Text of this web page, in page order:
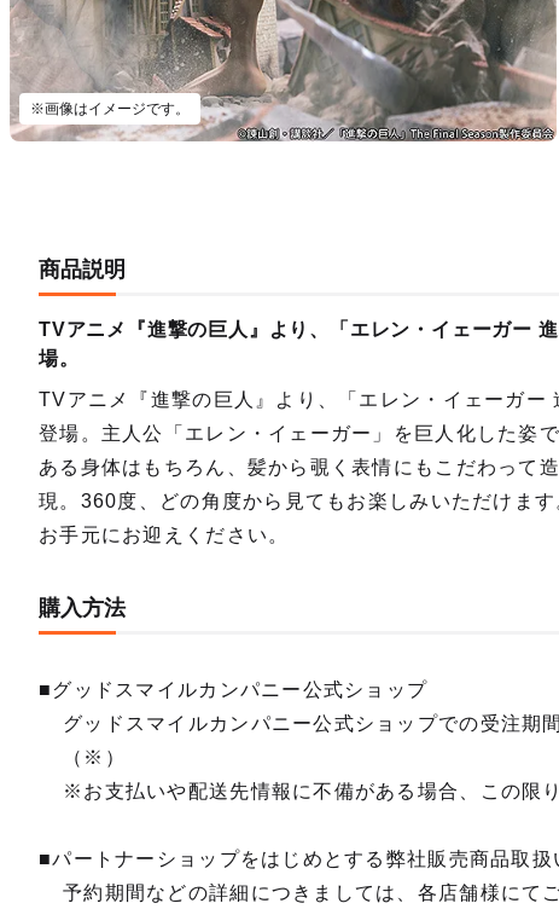
※画像はイメージです。
商品説明
TVアニメ『進撃の巨人』より、「エレン・イェーガー
場。
TVアニメ『進撃の巨人』より、「エレン・イェーガ
登場。主人公「エレン・イェーガー」を巨人化した姿
ある身体はもちろん、髪から覗く表情にもこだわって
現。360度、どの角度から見てもお楽しみいただけま
お手元にお迎えください。
購入方法
■グッドスマイルカンパニー公式ショップ
グッドスマイルカンパニー公式ショップでの受注期
（※）
※お支払いや配送先情報に不備がある場合、この限
■パートナーショップをはじめとする弊社販売商品取扱
予約期間などの詳細につきましては、各店舗様にて